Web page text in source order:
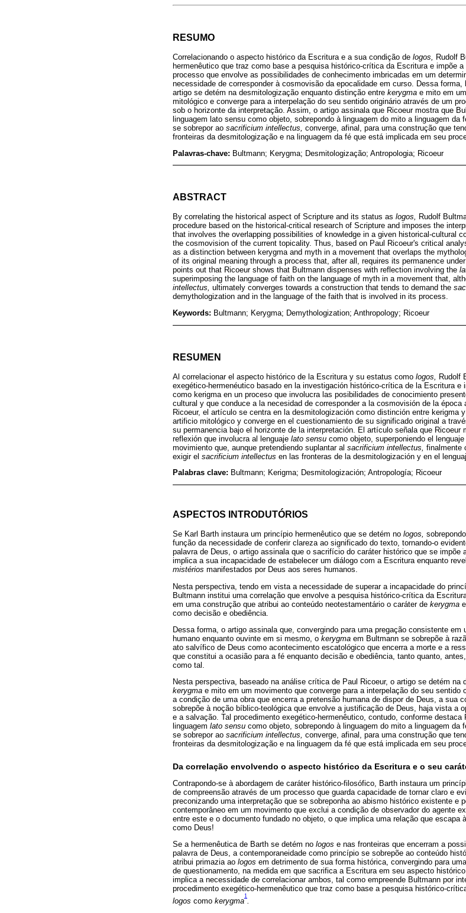
RESUMO
Correlacionando o aspecto histórico da Escritura e a sua condição de logos,
Rudolf
hermenêutico que traz como base a pesquisa histórico-crítica da Escritura e impõe a
processo que envolve as possibilidades de conhecimento imbricadas em um
necessidade de corresponder à cosmovisão da epocalidade em curso. Dessa
artigo se detém na desmitologização enquanto distinção entre kerygma e mito em
mitológico e converge para a interpelação do seu sentido originário através de um
sob o horizonte da interpretação. Assim, o artigo assinala que Ricoeur mostra que
linguagem lato sensu como objeto, sobrepondo à linguagem do mito a linguagem da
se sobrepor ao sacrificium intellectus, converge, afinal, para uma construção que
fronteiras da desmitologização e na linguagem da fé que está implicada em seu
Palavras-chave: Bultmann; Kerygma; Desmitologização; Antropologia; Ricoeur
ABSTRACT
By correlating the historical aspect of Scripture and its status as logos, Rudolf
procedure based on the historical-critical research of Scripture and imposes the
that involves the overlapping possibilities of knowledge in a given historical-cultural
the cosmovision of the current topicality. Thus, based on Paul Ricoeur's critical
as a distinction between kerygma and myth in a movement that overlaps the
of its original meaning through a process that, after all, requires its permanence
points out that Ricoeur shows that Bultmann dispenses with reflection involving the
superimposing the language of faith on the language of myth in a movement that,
intellectus, ultimately converges towards a construction that tends to demand the
demythologization and in the language of the faith that is involved in its process.
Keywords: Bultmann; Kerygma; Demythologization; Anthropology; Ricoeur
RESUMEN
Al correlacionar el aspecto histórico de la Escritura y su estatus como logos,
Rudolf
exegético-hermenéutico basado en la investigación histórico-crítica de la Escritura e
como kerigma en un proceso que involucra las posibilidades de conocimiento
cultural y que conduce a la necesidad de corresponder a la cosmovisión de la
Ricoeur, el artículo se centra en la desmitologización como distinción entre kerigma
artificio mitológico y converge en el cuestionamiento de su significado original a
su permanencia bajo el horizonte de la interpretación. El artículo señala que Ricoeur
reflexión que involucra al lenguaje lato sensu como objeto, superponiendo el
movimiento que, aunque pretendiendo suplantar al sacrificium intellectus, finalmente
exigir el sacrificium intellectus en las fronteras de la desmitologización y en el
Palabras clave: Bultmann; Kerigma; Desmitologización; Antropología; Ricoeur
ASPECTOS INTRODUTÓRIOS
Se Karl Barth instaura um princípio hermenêutico que se detém no logos,
função da necessidade de conferir clareza ao significado do texto, tornando-o
palavra de Deus, o artigo assinala que o sacrifício do caráter histórico que se impõe
implica a sua incapacidade de estabelecer um diálogo com a Escritura enquanto
mistérios manifestados por Deus aos seres humanos.
Nesta perspectiva, tendo em vista a necessidade de superar a incapacidade do
Bultmann institui uma correlação que envolve a pesquisa histórico-crítica da
em uma construção que atribui ao conteúdo neotestamentário o caráter de kerygma
como decisão e obediência.
Dessa forma, o artigo assinala que, convergindo para uma pregação consistente
humano enquanto ouvinte em si mesmo, o kerygma em Bultmann se sobrepõe à
ato salvífico de Deus como acontecimento escatológico que encerra a morte e a
que constitui a ocasião para a fé enquanto decisão e obediência, tanto quanto,
como tal.
Nesta perspectiva, baseado na análise crítica de Paul Ricoeur, o artigo se detém na
kerygma e mito em um movimento que converge para a interpelação do seu sentido
a condição de uma obra que encerra a pretensão humana de dispor de Deus, a sua
sobrepõe à noção bíblico-teológica que envolve a justificação de Deus, haja vista a
e a salvação. Tal procedimento exegético-hermenêutico, contudo, conforme
linguagem lato sensu como objeto, sobrepondo à linguagem do mito a linguagem da
se sobrepor ao sacrificium intellectus, converge, afinal, para uma construção que
fronteiras da desmitologização e na linguagem da fé que está implicada em seu
Da correlação envolvendo o aspecto histórico da Escritura e o seu
Contrapondo-se à abordagem de caráter histórico-filosófico, Barth instaura um
de compreensão através de um processo que guarda capacidade de tornar claro e
preconizando uma interpretação que se sobreponha ao abismo histórico existente e
contemporâneo em um movimento que exclui a condição de observador do agente
entre este e o documento fundado no objeto, o que implica uma relação que escapa
como Deus!
Se a hermenêutica de Barth se detém no logos e nas fronteiras que encerram a
palavra de Deus, a contemporaneidade como princípio se sobrepõe ao conteúdo
atribui primazia ao logos em detrimento de sua forma histórica, convergindo para
de questionamento, na medida em que sacrifica a Escritura em seu aspecto
implica a necessidade de correlacionar ambos, tal como empreende Bultmann por
procedimento exegético-hermenêutico que traz como base a pesquisa histórico-
logos como kerygma
1
.